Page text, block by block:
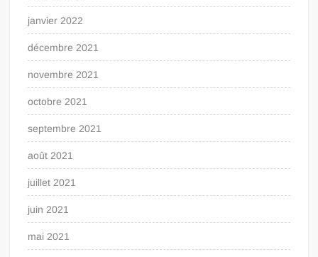
janvier 2022
décembre 2021
novembre 2021
octobre 2021
septembre 2021
août 2021
juillet 2021
juin 2021
mai 2021